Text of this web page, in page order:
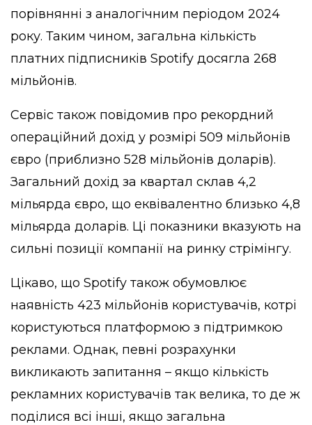
порівнянні з аналогічним періодом 2024
року. Таким чином, загальна кількість
платних підписників Spotify досягла 268
мільйонів.
Сервіс також повідомив про рекордний
операційний дохід у розмірі 509 мільйонів
євро (приблизно 528 мільйонів доларів).
Загальний дохід за квартал склав 4,2
мільярда євро, що еквівалентно близько 4,8
мільярда доларів. Ці показники вказують на
сильні позиції компанії на ринку стрімінгу.
Цікаво, що Spotify також обумовлює
наявність 423 мільйонів користувачів, котрі
користуються платформою з підтримкою
реклами. Однак, певні розрахунки
викликають запитання – якщо кількість
рекламних користувачів так велика, то де ж
поділися всі інші, якщо загальна